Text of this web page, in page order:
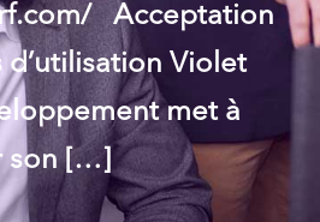
Acceptation
Violet
met à
son […]